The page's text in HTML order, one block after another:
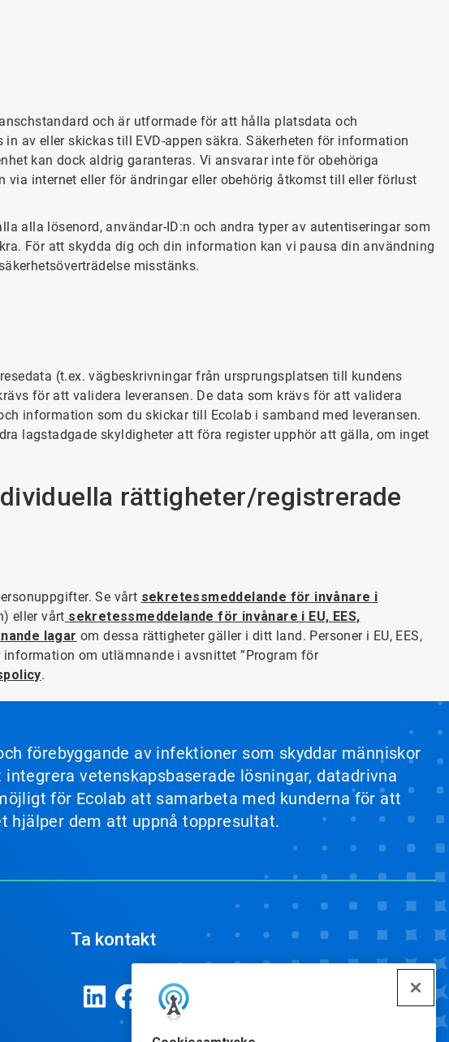
och är utformade för att hålla platsdata och
av eller skickas till EVD-appen säkra. Säkerheten för information
kan dock aldrig garanteras. Vi ansvarar inte för obehöriga
via internet eller för ändringar eller obehörig åtkomst till eller förlust
alla lösenord, användar-ID:n och andra typer av autentiseringar som
För att skydda dig och din information kan vi pausa din användning
misstänks.
(t.ex. vägbeskrivningar från ursprungsplatsen till kundens
för att validera leveransen. De data som krävs för att validera
information som du skickar till Ecolab i samband med leveransen.
lagstadgade skyldigheter att föra register upphör att gälla, om inget
rättigheter/registrerade
Se vårt sekretessmeddelande för invånare i
eller vårt sekretessmeddelande för invånare i EU, EES,
lagar om dessa rättigheter gäller i ditt land. Personer i EU, EES,
om utlämnande i avsnittet ”Program för
.
förebyggande av infektioner som skyddar människor
vetenskapsbaserade lösningar, datadrivna
för Ecolab att samarbeta med kunderna för att
hjälper dem att uppnå toppresultat.
Ta kontakt